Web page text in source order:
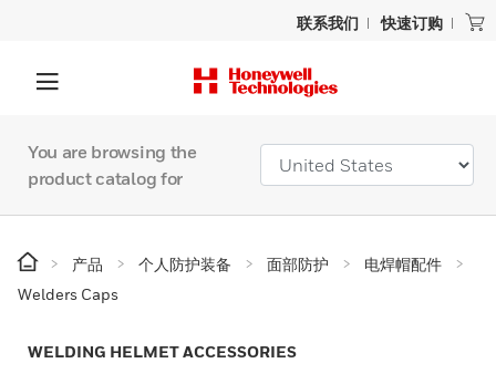
联系我们 快速订购
You are browsing the
product catalog for
产品 个人防护装备 面部防护
电焊帽配件
Welders Caps
WELDING HELMET ACCESSORIES